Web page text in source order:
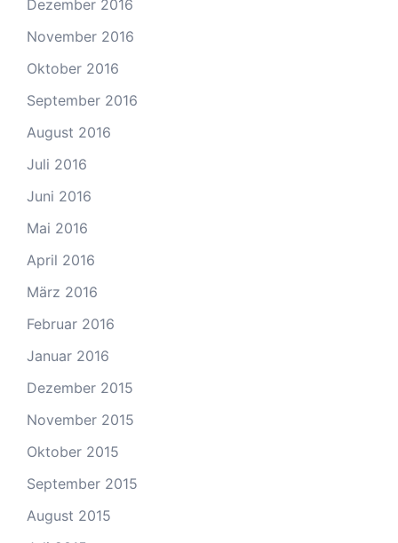
Dezember 2016
November 2016
Oktober 2016
September 2016
August 2016
Juli 2016
Juni 2016
Mai 2016
April 2016
März 2016
Februar 2016
Januar 2016
Dezember 2015
November 2015
Oktober 2015
September 2015
August 2015